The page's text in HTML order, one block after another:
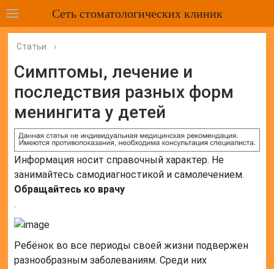
Сеть стоматологических клиник
Статьи ›
Симптомы, лечение и
последствия разных форм
менингита у детей
Информация носит справочный характер. Не
занимайтесь самодиагностикой и самолечением.
Обращайтесь ко врачу
.
Ребёнок во все периоды своей жизни подвержен
разнообразным заболеваниям. Среди них